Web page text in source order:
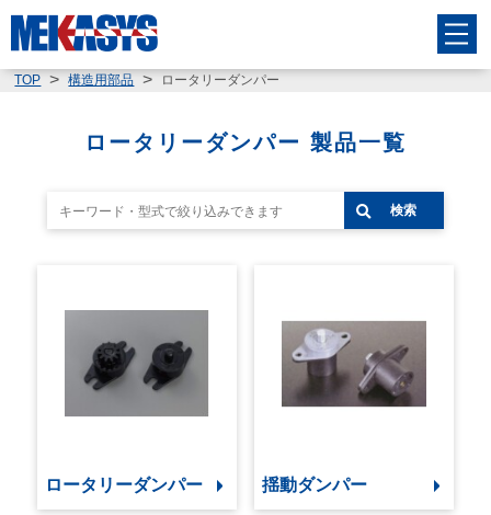
TOP 構造用部品 ロータリーダンパー
ロータリーダンパー 製品一覧
検索
ロータリーダンパー 揺動ダンパー